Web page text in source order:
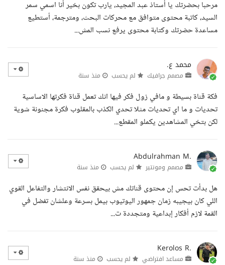
مرحبا بحضرتك يا أستاذ عبد المجيد، يارب تكون بخير أنا اسمي سمر
السيد، كاتبة محتوى متوافق مع محركات البحث، ومترجمة، أستطيع
مساعدة حضرتك وكتابة محتوى يرفع نسب المش...
محمد ع.
مصمم جرافيك لم يحسب منذ سنة
فكة قناة بسيطة و مافي زول فكر فيها انك تعمل قناة فكرتها الاساسية
تحديات و ما اي تحديات مثلا تحدي الكذب بالمقلوب فكرة مجنونة شوية
لكن بتخي المشاهدين يكملو المقطع...
Abdulrahman M.
مصمم ومونتير لم يحسب منذ سنة
هل بدأت تحس إن محتوى قناتك مش بيحقق نفس الانتشار والتفاعل القوي
اللي كان بيجيبه زمان جمهور اليوتيوب بيمل بسرعة وعلشان تفضل في
القمة لازم أفكار إبداعية ومتجددة ت...
Kerolos R.
مساعد افتراضي لم يحسب منذ سنة